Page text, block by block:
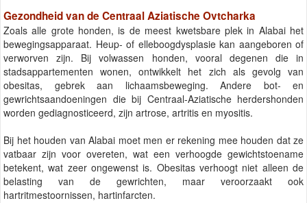
Gezondheid van de Centraal Aziatische Ovtcharka
Zoals alle grote honden, is de meest kwetsbare plek in Alabai het
bewegingsapparaat. Heup- of elleboogdysplasie kan aangeboren of
verworven zijn. Bij volwassen honden, vooral degenen die in
stadsappartementen wonen, ontwikkelt het zich als gevolg van
obesitas, gebrek aan lichaamsbeweging. Andere bot- en
gewrichtsaandoeningen die bij Centraal-Aziatische herdershonden
worden gediagnosticeerd, zijn artrose, artritis en myositis.
Bij het houden van Alabai moet men er rekening mee houden dat ze
vatbaar zijn voor overeten, wat een verhoogde gewichtstoename
betekent, wat zeer ongewenst is. Obesitas verhoogt niet alleen de
belasting van de gewrichten, maar veroorzaakt ook
hartritmestoornissen, hartinfarcten.